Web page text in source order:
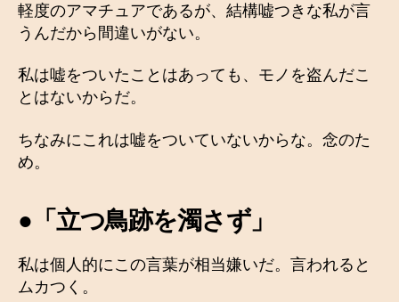
軽度のアマチュアであるが、結構嘘つきな私が言
うんだから間違いがない。
私は嘘をついたことはあっても、モノを盗んだこ
とはないからだ。
ちなみにこれは嘘をついていないからな。念のた
め。
●「立つ鳥跡を濁さず」
私は個人的にこの言葉が相当嫌いだ。言われると
ムカつく。